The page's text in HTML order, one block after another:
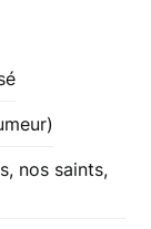
nos saints,